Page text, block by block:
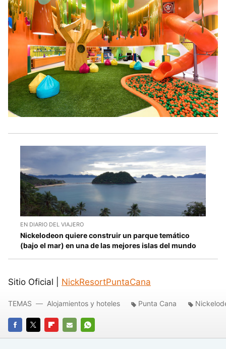
EN DIARIO DEL VIAJERO
Nickelodeon quiere construir un parque temático
(bajo el mar) en una de las mejores islas del mundo
Sitio Oficial | NickResortPuntaCana
FACEBOOK
TWITTERFLIPBOARD
E-
WHATSAPP
TEMAS Alojamientos y hoteles Punta Cana